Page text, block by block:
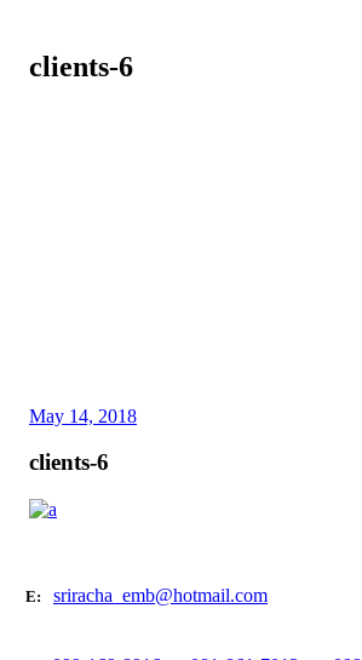
clients-6
May 14, 2018
clients-6
E: sriracha_emb@hotmail.com